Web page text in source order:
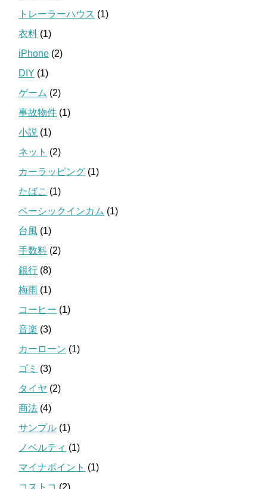
トレーラーハウス (1)
衣料 (1)
iPhone (2)
DIY (1)
ゲーム (2)
事故物件 (1)
小説 (1)
ネット (2)
カーラッピング (1)
たばこ (1)
ベーシックインカム (1)
台風 (1)
手数料 (2)
銀行 (8)
梅雨 (1)
コーヒー (1)
音楽 (3)
カーローン (1)
ゴミ (3)
タイヤ (2)
商法 (4)
サンプル (1)
ノベルティ (1)
マイナポイント (1)
コストコ (2)